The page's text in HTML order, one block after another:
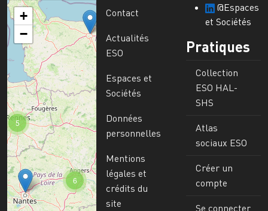
6
5
+
−
Contact
Actualités
ESO
Espaces et
Sociétés
Données
personnelles
Mentions
légales et
crédits du
site
@Espaces
et Sociétés
Pratiques
Collection
ESO HAL-
SHS
Atlas
sociaux ESO
Créer un
compte
Se connecter